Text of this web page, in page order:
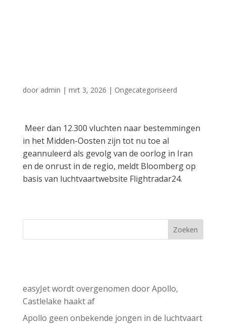
door admin | mrt 3, 2026 | Ongecategoriseerd
Meer dan 12.300 vluchten naar bestemmingen
in het Midden-Oosten zijn tot nu toe al
geannuleerd als gevolg van de oorlog in Iran
en de onrust in de regio, meldt Bloomberg op
basis van luchtvaartwebsite Flightradar24.
Zoeken
easyJet wordt overgenomen door Apollo,
Castlelake haakt af
Apollo geen onbekende jongen in de luchtvaart